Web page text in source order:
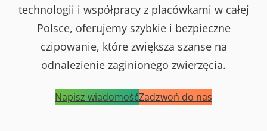
technologii i współpracy z placówkami w całej
Polsce, oferujemy szybkie i bezpieczne
czipowanie, które zwiększa szanse na
odnalezienie zaginionego zwierzęcia.
Napisz wiadomośćZadzwoń do nas